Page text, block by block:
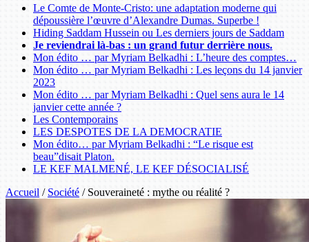
Le Comte de Monte-Cristo: une adaptation moderne qui
dépoussière l’œuvre d’Alexandre Dumas. Superbe !
Hiding Saddam Hussein ou Les derniers jours de Saddam
Je reviendrai là-bas : un grand futur derrière nous.
Mon édito … par Myriam Belkadhi : L’heure des comptes…
Mon édito … par Myriam Belkadhi : Les leçons du 14 janvier
2023
Mon édito … par Myriam Belkadhi : Quel sens aura le 14
janvier cette année ?
Les Contemporains
LES DESPOTES DE LA DEMOCRATIE
Mon édito… par Myriam Belkadhi : “Le risque est
beau”disait Platon.
LE KEF MALMENÉ, LE KEF DÉSOCIALISÉ
Accueil / Société / Souveraineté : mythe ou réalité ?